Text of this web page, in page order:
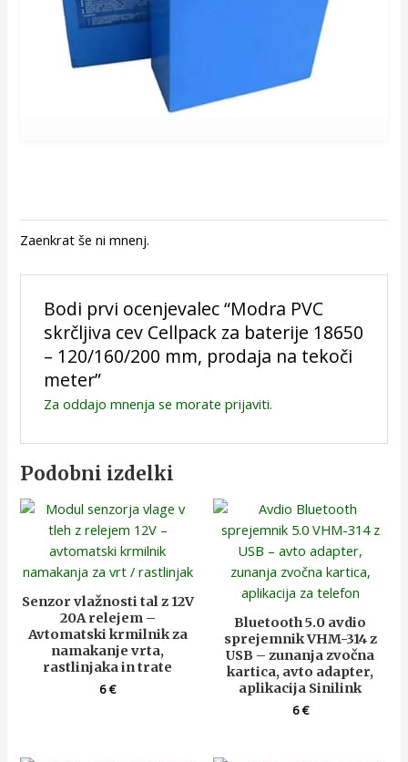
Zaenkrat še ni mnenj.
Bodi prvi ocenjevalec “Modra PVC
skrčljiva cev Cellpack za baterije 18650
– 120/160/200 mm, prodaja na tekoči
meter”
Za oddajo mnenja se morate prijaviti.
Podobni izdelki
Senzor vlažnosti tal z 12V
20A relejem –
Avtomatski krmilnik za
namakanje vrta,
rastlinjaka in trate
6€
Bluetooth 5.0 avdio
sprejemnik VHM-314 z
USB – zunanja zvočna
kartica, avto adapter,
aplikacija Sinilink
6€